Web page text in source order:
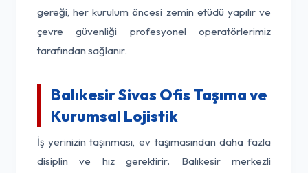
gereği, her kurulum öncesi zemin etüdü yapılır ve
çevre güvenliği profesyonel operatörlerimiz
tarafından sağlanır.
Balıkesir Sivas Ofis Taşıma ve
Kurumsal Lojistik
İş yerinizin taşınması, ev taşımasından daha fazla
disiplin ve hız gerektirir. Balıkesir merkezli